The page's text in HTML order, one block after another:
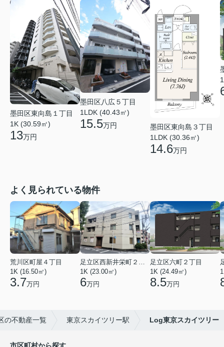
墨田区東向島１丁目
1K (30.59㎡)
13万円
墨田区八広５丁目
1LDK (40.43㎡)
15.5万円
墨田区東向島３丁目
1LDK (30.36㎡)
14.6万円
よく見られている物件
荒川区町屋４丁目
1K (16.50㎡)
3.7万円
1K (23.00㎡)
6万円
足立区六町２丁目
1K (24.49㎡)
8.5万円
の不動産一覧 東京スカイツリー駅 Log東京スカイツリー